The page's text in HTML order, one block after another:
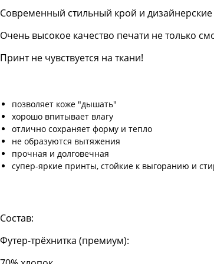
Современный стильный крой и
Очень высокое качество печати не только
Принт не чувствуется на ткани!
позволяет коже "дышать"
хорошо впитывает влагу
отлично сохраняет форму и тепло
не образуются вытяжения
прочная и долговечная
супер-яркие принты, стойкие к выгоранию и
Состав:
Футер-трёхнитка (премиум):